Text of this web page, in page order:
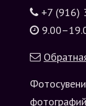
+7 (916)